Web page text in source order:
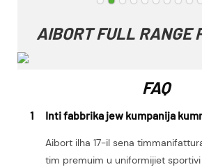
AIBORT FULL RANGE
FAQ
1 Inti fabbrika jew kumpanija
Aibort ilha 17-il sena
tim premuim u uniformijiet sportivi